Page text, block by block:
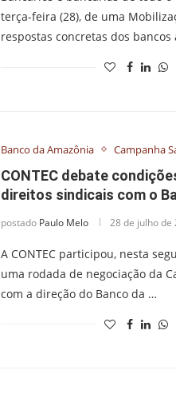
terça-feira (28), de uma
respostas concretas dos bancos
Banco da Amazônia Campanha
CONTEC debate
direitos sindicais com o
postado Paulo Melo 28 de julho de
A CONTEC participou, nesta
uma rodada de negociação da
com a direção do Banco da …